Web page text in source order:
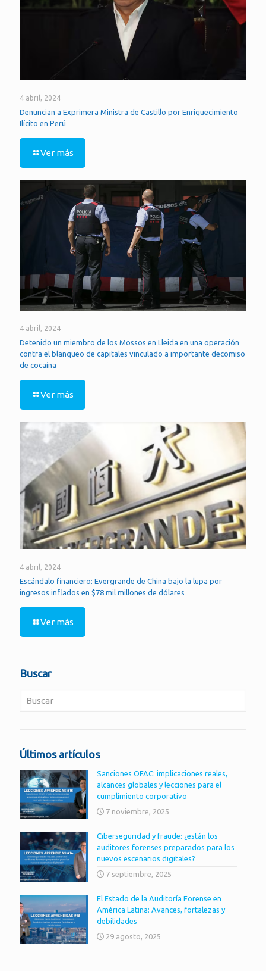
4 abril, 2024
Denuncian a Exprimera Ministra de Castillo por Enriquecimiento
Ilícito en Perú
Ver más
4 abril, 2024
Detenido un miembro de los Mossos en Lleida en una operación
contra el blanqueo de capitales vinculado a importante decomiso
de cocaína
Ver más
4 abril, 2024
Escándalo financiero: Evergrande de China bajo la lupa por
ingresos inflados en $78 mil millones de dólares
Ver más
Buscar
Últimos artículos
Sanciones OFAC: implicaciones reales,
alcances globales y lecciones para el
cumplimiento corporativo
7 noviembre, 2025
Ciberseguridad y fraude: ¿están los
auditores forenses preparados para los
nuevos escenarios digitales?
7 septiembre, 2025
El Estado de la Auditoría Forense en
América Latina: Avances, fortalezas y
debilidades
29 agosto, 2025